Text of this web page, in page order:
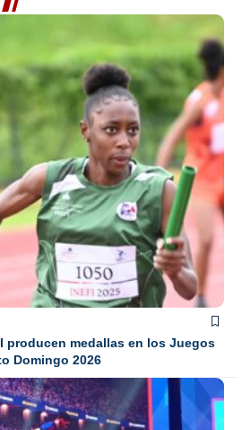
producen medallas en los Juegos
Domingo 2026